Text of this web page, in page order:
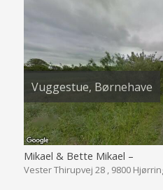
Vuggestue, Børnehave
Mikael & Bette Mikael –
Vester Thirupvej 28 , 9800